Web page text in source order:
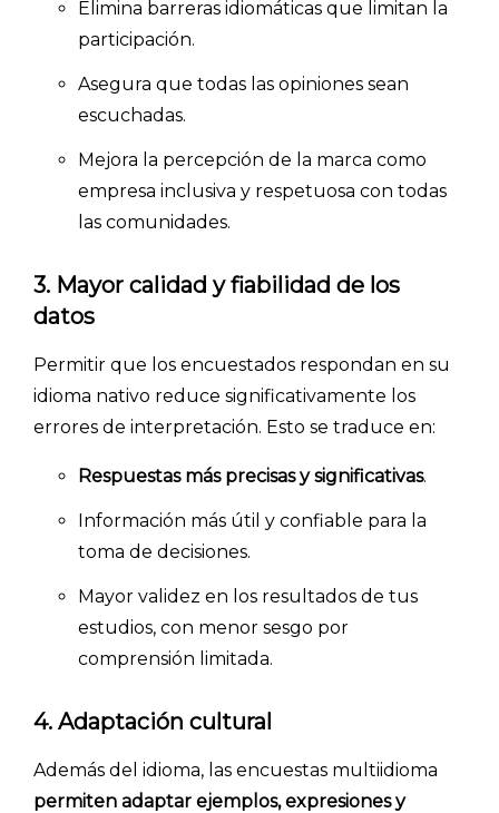
Elimina barreras idiomáticas que limitan la
participación.
Asegura que todas las opiniones sean
escuchadas.
Mejora la percepción de la marca como
empresa inclusiva y respetuosa con todas
las comunidades.
3. Mayor calidad y fiabilidad de los
datos
Permitir que los encuestados respondan en su
idioma nativo reduce significativamente los
errores de interpretación. Esto se traduce en:
Respuestas más precisas y significativas.
Información más útil y confiable para la
toma de decisiones.
Mayor validez en los resultados de tus
estudios, con menor sesgo por
comprensión limitada.
4. Adaptación cultural
Además del idioma, las encuestas multiidioma
permiten adaptar ejemplos, expresiones y